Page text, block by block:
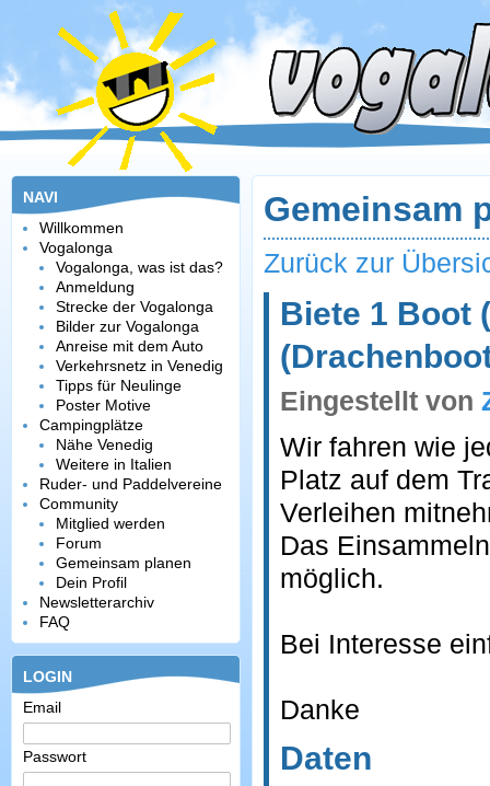
NAVI
Willkommen
Vogalonga
Vogalonga, was ist das?
Anmeldung
Strecke der Vogalonga
Bilder zur Vogalonga
Anreise mit dem Auto
Verkehrsnetz in Venedig
Tipps für Neulinge
Poster Motive
Campingplätze
Nähe Venedig
Weitere in Italien
Ruder- und Paddelvereine
Community
Mitglied werden
Forum
Gemeinsam planen
Dein Profil
Newsletterarchiv
FAQ
LOGIN
Email
Passwort
Gemeinsam
Zurück zur
Biete 1 Boot
Eingestellt von
Wir fahren wie
Platz auf dem
Verleihen
Das
möglich.
Bei Interesse
Danke
Daten